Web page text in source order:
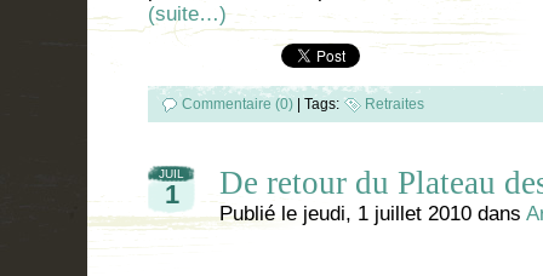
(suite…)
Commentaire (0) Tags: Retraites
JUIL
1 De retour du Plateau
Publié le jeudi, 1 juillet 2010 dans